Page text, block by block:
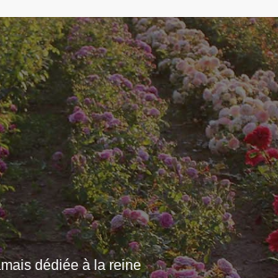
dédiée à la reine